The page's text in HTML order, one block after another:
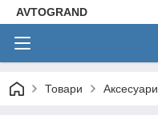
AVTOGRAND
Товари Аксесуари